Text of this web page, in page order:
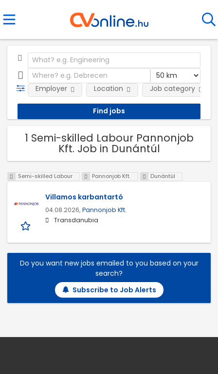
Employer Location Job category
1 Semi-skilled Labour Pannonjob
Kft. Job in Dunántúl
Semi-skilled Labour Pannonjob Kft. Dunántúl
Villamos karbantartó
04.08.2026, Pannonjob Kft.
Transdanubia
Do you want new jobs emailed to you based on your
search?
Subscribe to Job Alerts